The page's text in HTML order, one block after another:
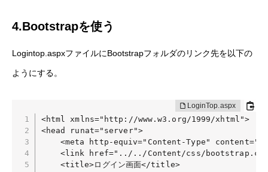
RECRUIT
COMPANY
4.Bootstrapを使う
Logintop.aspxファイルにBootstrapフォルダのリンク先を以下の
ようにする。
<html xmlns="http://www.w3.org/1999/xhtml">
<head runat="server">